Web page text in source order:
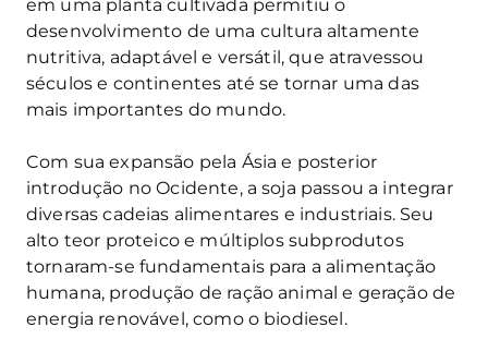
em uma planta cultivada permitiu o
desenvolvimento de uma cultura altamente
nutritiva, adaptável e versátil, que atravessou
séculos e continentes até se tornar uma das
mais importantes do mundo.
Com sua expansão pela Ásia e posterior
introdução no Ocidente, a soja passou a integrar
diversas cadeias alimentares e industriais. Seu
alto teor proteico e múltiplos subprodutos
tornaram-se fundamentais para a alimentação
humana, produção de ração animal e geração de
energia renovável, como o biodiesel.